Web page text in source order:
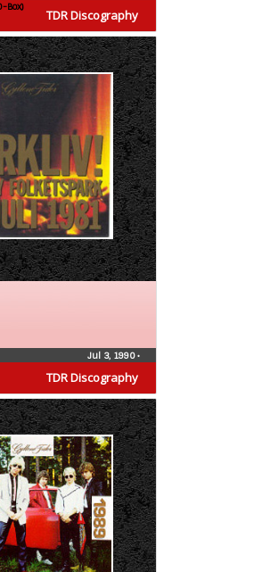
TDR Discography
Box)
TDR Discography
Jul 3, 1990•